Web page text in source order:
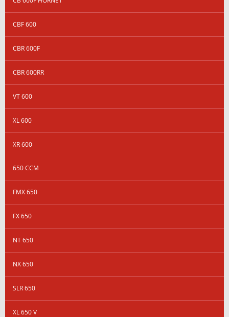
CBF 600
CBR 600F
CBR 600RR
VT 600
XL 600
XR 600
650 CCM
FMX 650
FX 650
NT 650
NX 650
SLR 650
XL 650 V